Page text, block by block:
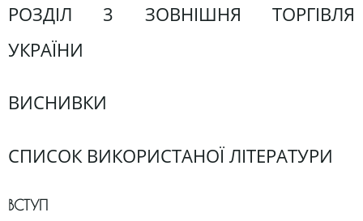
РОЗДІЛ 3 ЗОВНІШНЯ ТОРГІВЛЯ
УКРАЇНИ
ВИСНИВКИ
СПИСОК ВИКОРИСТАНОЇ ЛІТЕРАТУРИ
ВСТУП